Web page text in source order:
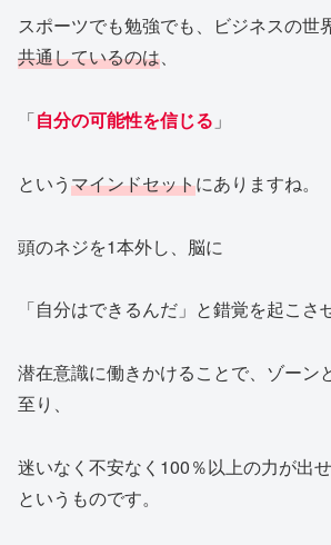
スポーツでも勉強でも、ビジネスの世
共通しているのは、
「自分の可能性を信じる 」
というマインドセットにありますね。
頭のネジを1本外し、脳に
「自分はできるんだ」と錯覚を起こさ
潜在意識に働きかけることで、ゾーン
至り、
迷いなく不安なく100％以上の力が出
というものです。